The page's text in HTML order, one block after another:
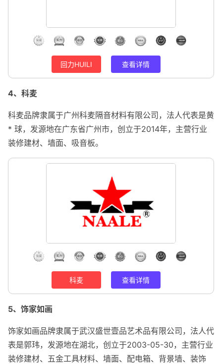
回力HUILI 查看详情
4、科麦
科麦品牌隶属于广州科麦隔音材料有限公司，法人代表是黄
* 球，发源地在广东省广州市，创立于2014年，主营行业
装修建材、墙面、吸音板。
科麦 查看详情
5、饰家如画
饰家如画品牌隶属于武汉盛世壹品艺术品有限公司，法人代
表是郭玮，发源地在湖北，创立于2003-05-30，主营行业
装修建材、五金工具材料、墙面、配电箱、背景墙、装饰